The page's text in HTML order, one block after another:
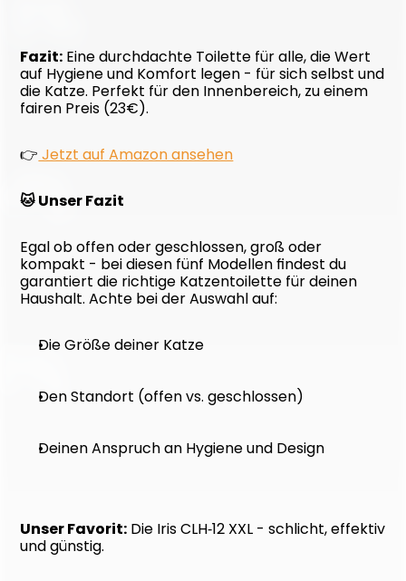
Fazit: Eine durchdachte Toilette für alle, die Wert
auf Hygiene und Komfort legen - für sich selbst und
die Katze. Perfekt für den Innenbereich, zu einem
fairen Preis (23€).
👉 Jetzt auf Amazon ansehen
🐱 Unser Fazit
Egal ob offen oder geschlossen, groß oder
kompakt - bei diesen fünf Modellen findest du
garantiert die richtige Katzentoilette für deinen
Haushalt. Achte bei der Auswahl auf:
Die Größe deiner Katze
Den Standort (offen vs. geschlossen)
Deinen Anspruch an Hygiene und Design
Unser Favorit: Die Iris CLH‑12 XXL - schlicht, effektiv
und günstig.